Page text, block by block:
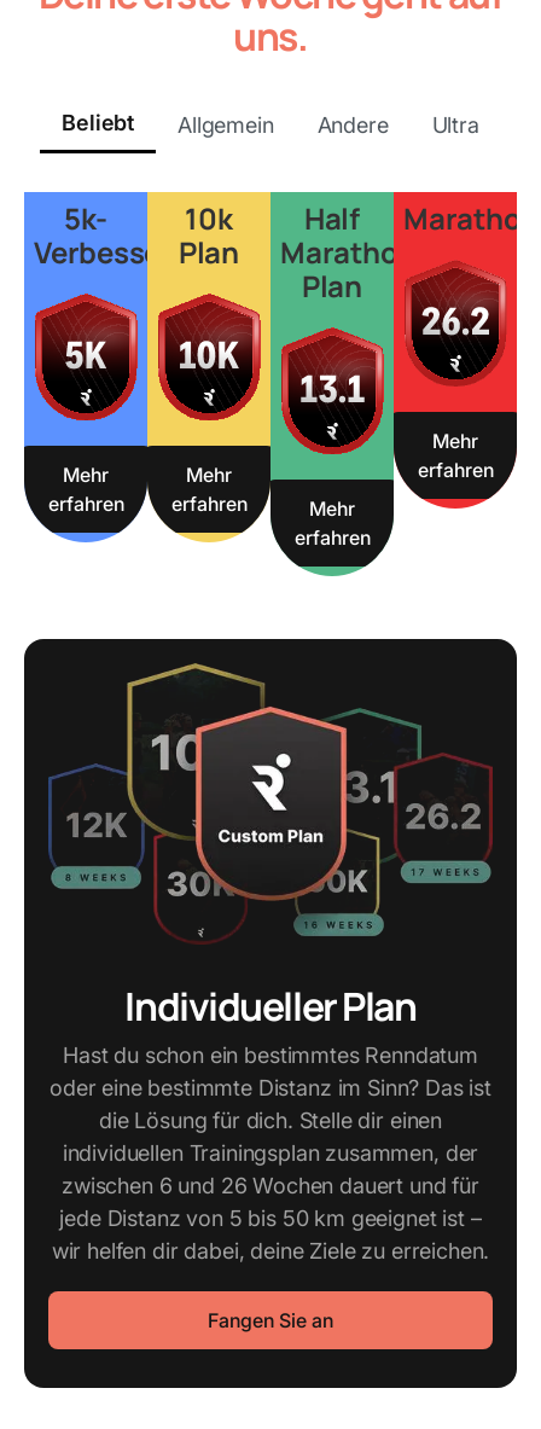
uns.
Beliebt Allgemein Andere Ultra
5k-
Verbesserungsplan
Mehr
erfahren
10k
Plan
Mehr
erfahren
Half
Marathon
Plan
Mehr
erfahren
Mehr
erfahren
Individueller Plan
Hast du schon ein bestimmtes Renndatum
oder eine bestimmte Distanz im Sinn? Das ist
die Lösung für dich. Stelle dir einen
individuellen Trainingsplan zusammen, der
zwischen 6 und 26 Wochen dauert und für
jede Distanz von 5 bis 50 km geeignet ist –
wir helfen dir dabei, deine Ziele zu erreichen.
Fangen Sie an